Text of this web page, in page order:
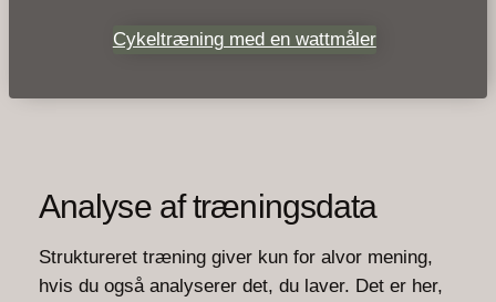
Cykeltræning med en wattmåler
Analyse af træningsdata
Struktureret træning giver kun for alvor mening,
hvis du også analyserer det, du laver. Det er her,